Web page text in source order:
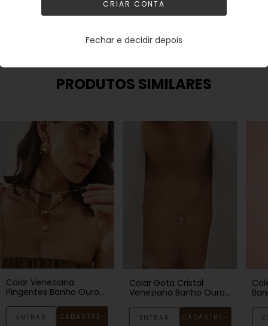
PRODUTOS SIMILARES
Colar Veneziana
Pingentes Banho Ouro
ENTRAR CADASTRE-
Colar Gota Cristal
Veneziana Banho Ouro
ENTRAR CADASTRE-
CRIAR CONTA
Fechar e decidir depois